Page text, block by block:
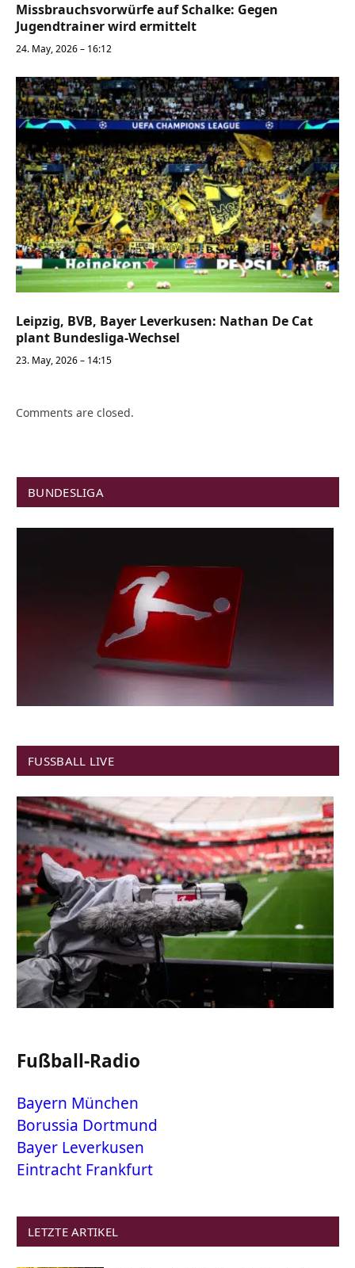
Missbrauchsvorwürfe auf Schalke: Gegen
Jugendtrainer wird ermittelt
24. May, 2026 – 16:12
Leipzig, BVB, Bayer Leverkusen: Nathan De Cat
plant Bundesliga-Wechsel
23. May, 2026 – 14:15
Comments are closed.
BUNDESLIGA
FUSSBALL LIVE
Fußball-Radio
Bayern München
Borussia Dortmund
Bayer Leverkusen
Eintracht Frankfurt
LETZTE ARTIKEL